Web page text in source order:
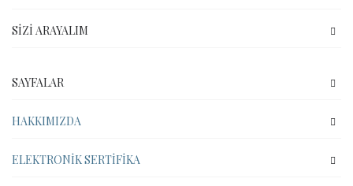
SIZI ARAYALIM
SAYFALAR
HAKKIMIZDA
ELEKTRONIK SERTIFIKA